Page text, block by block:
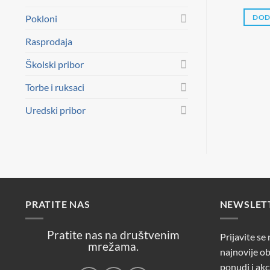
Pokloni
Rasprodaja
Školski pribor
Torbe i ruksaci
Uredski pribor
PRATITE NAS
Pratite nas na društvenim
mrežama.
Prijavite se
najnovije
ponudi i